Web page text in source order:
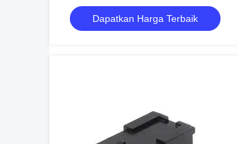
mm dalam stok 172256-3102
Dapatkan Harga Terbaik